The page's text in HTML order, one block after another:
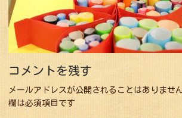
コメントを残す
メールアドレスが公開されることはありませ
欄は必須項目です